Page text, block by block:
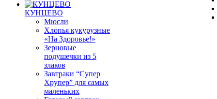
КУНЦЕВО
Мюсли
Хлопья кукурузные
«На Здоровье!»
Зерновые
подушечки из 5
злаков
Завтраки “Супер
Хрупер” для самых
маленьких